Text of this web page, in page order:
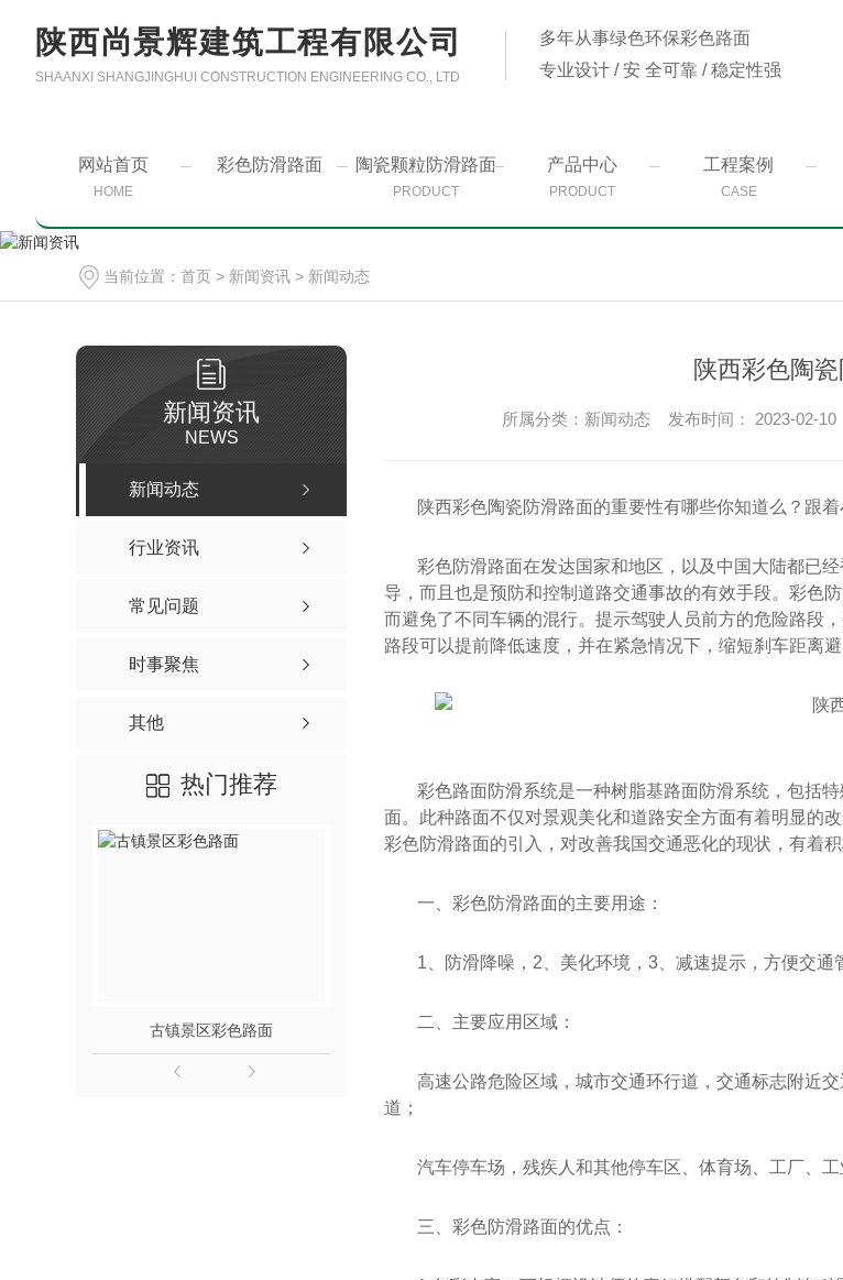
陕西尚景辉建筑工程有限公司
SHAANXI SHANGJINGHUI CONSTRUCTION ENGINEERING CO., LTD
多年从事绿色环保彩色路面
专业设计 / 安 全可靠 / 稳定性强
网站首页
HOME
彩色防滑路面 陶瓷颗粒防滑路面
PRODUCT
产品中心
PRODUCT
工程案例
CASE
当前位置： 首页 > 新闻资讯 > 新闻动态
新闻资讯
NEWS
新闻动态
行业资讯
常见问题
时事聚焦
其他
热门推荐
古镇景区彩色路面 广场艺术彩色路面
陕西彩色陶
所属分类：新闻动态 发布时间： 2023-02-
陕西彩色陶瓷防滑路面的重要性有哪些你知道么？跟着
彩色防滑路面在发达国家和地区，以及中国大陆都已
导，而且也是预防和控制道路交通事故的有效手段。彩色
而避免了不同车辆的混行。提示驾驶人员前方的危险路段
路段可以提前降低速度，并在紧急情况下，缩短刹车距离避
彩色路面防滑系统是一种树脂基路面防滑系统，包括
面。此种路面不仅对景观美化和道路安全方面有着明显的
彩色防滑路面的引入，对改善我国交通恶化的现状，有着积
一、彩色防滑路面的主要用途：
1、防滑降噪，2、美化环境，3、减速提示，方便交通
二、主要应用区域：
高速公路危险区域，城市交通环行道，交通标志附近
道；
汽车停车场，残疾人和其他停车区、体育场、工厂、
三、彩色防滑路面的优点：